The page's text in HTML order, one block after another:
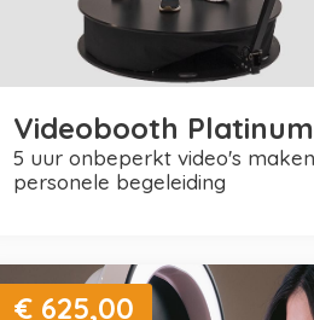
Videobooth Platinum
5 uur onbeperkt video's maken +
personele begeleiding
€ 625,00